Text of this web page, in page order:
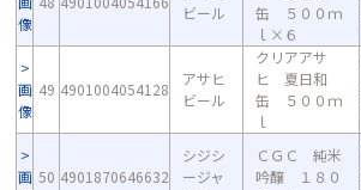
像
ビール
缶 ５００ｍ
ｌ×６
画
像
49 4901004054128
アサヒ
ビール
クリアアサ
ヒ 夏日和
缶 ５００ｍ
ｌ
画 50 4901870646632
シジシ
ージャ
ＣＧＣ 純米
吟醸 １８０